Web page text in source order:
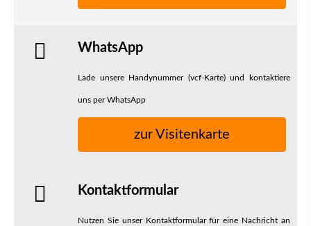
WhatsApp
Lade unsere Handynummer (vcf-Karte) und kontaktiere
uns per WhatsApp
zur Visitenkarte
Kontaktformular
Nutzen Sie unser Kontaktformular für eine Nachricht an